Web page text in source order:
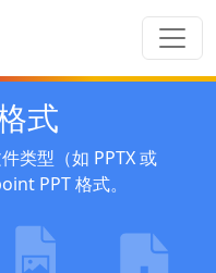
式
类型（如 PPTX 或
PPT 格式。